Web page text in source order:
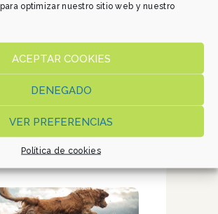
optimizar nuestro sitio web y nuestro
ACEPTAR COOKIES
DENEGADO
VER PREFERENCIAS
Política de cookies
Magazine
tu perro le da
miedo el agua?